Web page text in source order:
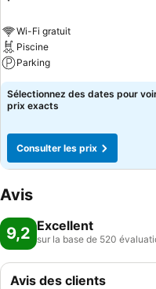
Wi-Fi gratuit
Piscine
Parking
Sélectionnez des dates pour
prix exacts
Consulter les prix
Avis
9,2 Excellent
sur la base de 520
Avis des clients